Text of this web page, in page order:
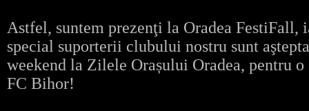
Astfel, suntem prezenţi la Oradea
special suporterii clubului nostru sunt
weekend la Zilele Orașului Oradea, pentru
FC Bihor!